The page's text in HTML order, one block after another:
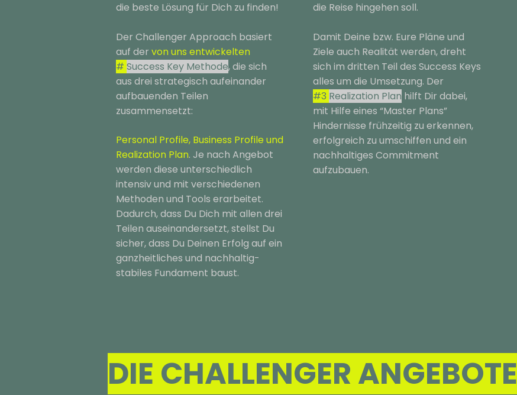
die beste Lösung für Dich zu finden!
Der Challenger Approach basiert
auf der von uns entwickelten
# Success Key Methode, die sich
aus drei strategisch aufeinander
aufbauenden Teilen
zusammensetzt:
Personal Profile, Business Profile und
Realization Plan. Je nach Angebot
werden diese unterschiedlich
intensiv und mit verschiedenen
Methoden und Tools erarbeitet.
Dadurch, dass Du Dich mit allen drei
Teilen auseinandersetzt, stellst Du
sicher, dass Du Deinen Erfolg auf ein
ganzheitliches und nachhaltig-
stabiles Fundament baust.
die Reise hingehen soll.
Damit Deine bzw. Eure Pläne und
Ziele auch Realität werden, dreht
sich im dritten Teil des Success Keys
alles um die Umsetzung. Der
#3 Realization Plan hilft Dir dabei,
mit Hilfe eines “Master Plans”
Hindernisse frühzeitig zu erkennen,
erfolgreich zu umschiffen und ein
nachhaltiges Commitment
aufzubauen.
DIE CHALLENGER ANGEBOTE